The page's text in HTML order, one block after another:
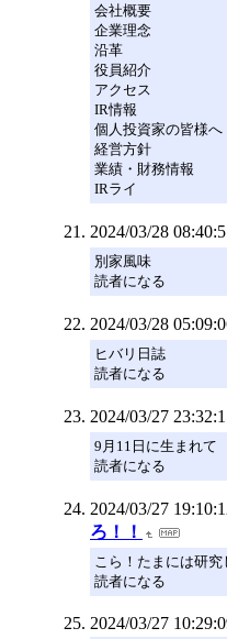
会社概要
企業理念
沿革
役員紹介
アクセス
IR情報
個人投資家の皆様へ
経営方針
業績・財務情報
IRライ
2024/03/28
別家風味
読者になる
2024/03/28
ヒバリ日誌
読者になる
2024/03/27
9月11日に生まれて
読者になる
2024/03/27
ろ！！
こら！たまには研究
読者になる
2024/03/27